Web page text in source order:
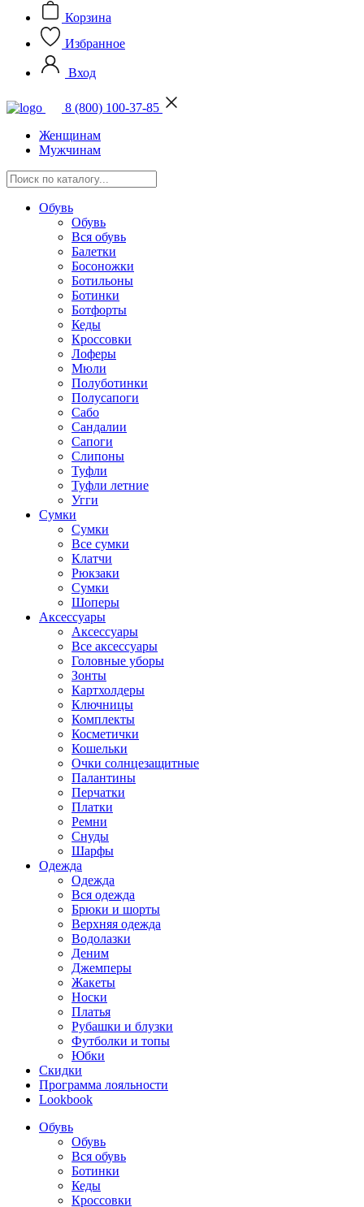
Корзина
Избранное
Вход
8 (800) 100-37-85
Женщинам
Мужчинам
Обувь
Обувь
Вся обувь
Балетки
Босоножки
Ботильоны
Ботинки
Ботфорты
Кеды
Кроссовки
Лоферы
Мюли
Полуботинки
Полусапоги
Сабо
Сандалии
Сапоги
Слипоны
Туфли
Туфли летние
Угги
Сумки
Сумки
Все сумки
Клатчи
Рюкзаки
Сумки
Шоперы
Аксессуары
Аксессуары
Все аксессуары
Головные уборы
Зонты
Картхолдеры
Ключницы
Комплекты
Косметички
Кошельки
Очки солнцезащитные
Палантины
Перчатки
Платки
Ремни
Снуды
Шарфы
Одежда
Одежда
Вся одежда
Брюки и шорты
Верхняя одежда
Водолазки
Деним
Джемперы
Жакеты
Носки
Платья
Рубашки и блузки
Футболки и топы
Юбки
Скидки
Программа лояльности
Lookbook
Обувь
Обувь
Вся обувь
Ботинки
Кеды
Кроссовки